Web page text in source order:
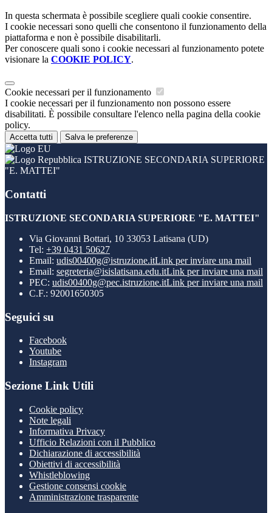
In questa schermata è possibile scegliere quali cookie consentire.
I cookie necessari sono quelli che consentono il funzionamento della
piattaforma e non è possibile disabilitarli.
Per conoscere quali sono i cookie necessari al funzionamento potete
visionare la COOKIE POLICY.
Cookie necessari per il funzionamento
I cookie necessari per il funzionamento non possono essere
disabilitati. È possibile consultare l'elenco nella pagina della cookie
policy.
Accetta tutti Salva le preferenze
ISTRUZIONE SECONDARIA SUPERIORE
"E. MATTEI"
Contatti
ISTRUZIONE SECONDARIA SUPERIORE "E. MATTEI"
Via Giovanni Bottari, 10 33053 Latisana (UD)
Tel: +39 0431 50627
Email: udis00400g@istruzione.itLink per inviare una mail
Email: segreteria@isislatisana.edu.itLink per inviare una mail
PEC: udis00400g@pec.istruzione.itLink per inviare una mail
C.F.: 92001650305
Seguici su
Facebook
Youtube
Instagram
Sezione Link Utili
Cookie policy
Note legali
Informativa Privacy
Ufficio Relazioni con il Pubblico
Dichiarazione di accessibilità
Obiettivi di accessibilità
Whistleblowing
Gestione consensi cookie
Amministrazione trasparente